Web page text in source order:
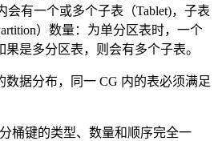
会有一个或多个子表（Tablet)，子表
）数量：为单分区表时，一个
是多分区表，则会有多个子表。
数据分布，同一 CG 内的表必须满足
桶键的类型、数量和顺序完全一